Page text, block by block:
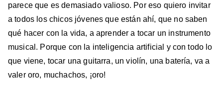
parece que es demasiado valioso. Por eso quiero invitar
a todos los chicos jóvenes que están ahí, que no saben
qué hacer con la vida, a aprender a tocar un instrumento
musical. Porque con la inteligencia artificial y con todo lo
que viene, tocar una guitarra, un violín, una batería, va a
valer oro, muchachos, ¡oro!